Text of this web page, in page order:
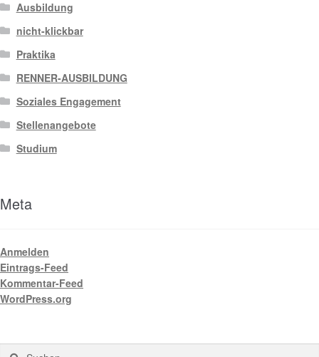
Ausbildung
nicht-klickbar
Praktika
RENNER-AUSBILDUNG
Soziales Engagement
Stellenangebote
Studium
Meta
Anmelden
Eintrags-Feed
Kommentar-Feed
WordPress.org